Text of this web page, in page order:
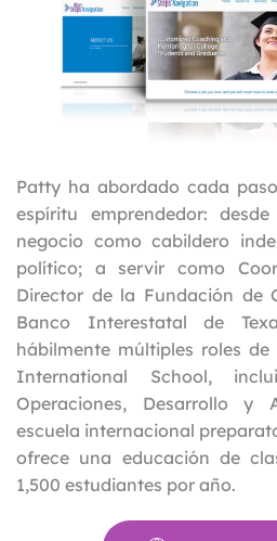
Patty ha abordado cada
espíritu emprendedor:
negocio como cabildero
político; a servir como
Director de la Fundación de
Banco Interestatal de
hábilmente múltiples roles
International School,
Operaciones, Desarrollo y
escuela internacional
ofrece una educación de
1,500 estudiantes por año.